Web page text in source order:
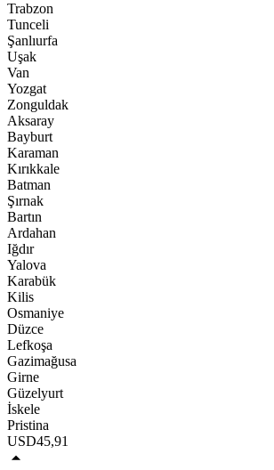
Trabzon
Tunceli
Şanlıurfa
Uşak
Van
Yozgat
Zonguldak
Aksaray
Bayburt
Karaman
Kırıkkale
Batman
Şırnak
Bartın
Ardahan
Iğdır
Yalova
Karabük
Kilis
Osmaniye
Düzce
Lefkoşa
Gazimağusa
Girne
Güzelyurt
İskele
Pristina
USD45,91